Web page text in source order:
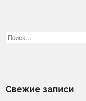
Свежие записи